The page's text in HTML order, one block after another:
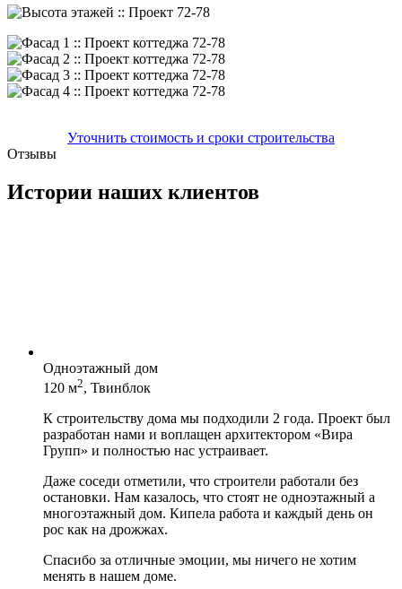
Уточнить стоимость и сроки строительства
Отзывы
Истории наших клиентов
Одноэтажный дом
120 м2, Твинблок
К строительству дома мы подходили 2 года. Проект был
разработан нами и воплащен архитектором «Вира
Групп» и полностью нас устраивает.
Даже соседи отметили, что строители работали без
остановки. Нам казалось, что стоят не одноэтажный а
многоэтажный дом. Кипела работа и каждый день он
рос как на дрожжах.
Спасибо за отличные эмоции, мы ничего не хотим
менять в нашем доме.